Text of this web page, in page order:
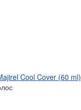
Cool Cover (60 ml)